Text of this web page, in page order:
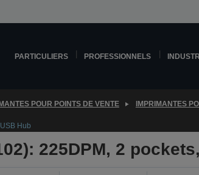
PARTICULIERS PROFESSIONNELS
POUR POINTS DE VENTE IMPRIMANTES
Hub
225DPM, 2